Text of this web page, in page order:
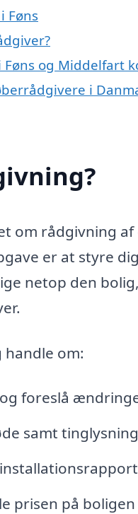
Føns
og Middelfart
i
om rådgivning
er at styre
netop den
om:
foreslå
samt tinglysning
prisen på boligen